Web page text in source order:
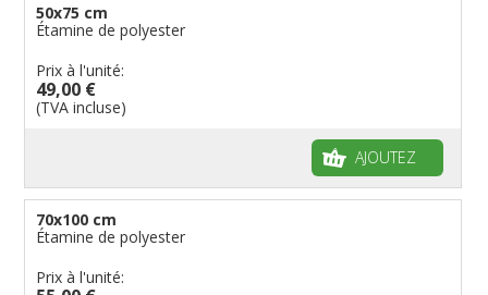
50x75 cm
Étamine de polyester
Prix à l'unité:
49,00 €
(TVA incluse)
AJOUTEZ
70x100 cm
Étamine de polyester
Prix à l'unité: